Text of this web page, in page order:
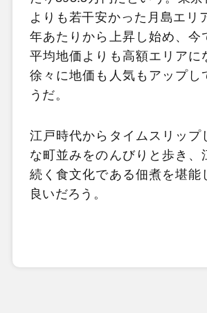
よりも若干安かった月島エリ
年あたりから上昇し始め、今
平均地価よりも高額エリアに
徐々に地価も人気もアップし
うだ。
江戸時代からタイムスリップ
な町並みをのんびりと歩き、
続く食文化である佃煮を堪能
良いだろう。